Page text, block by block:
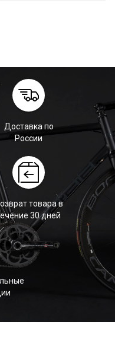
Доставка по
России
товара в
30 дней